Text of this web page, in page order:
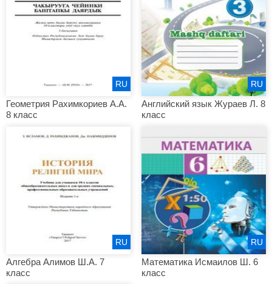
Геометрия Рахимкориев А.А.
8 класс
RU
Английский язык Жураев Л. 8
класс
RU
Алгебра Алимов Ш.А. 7
класс
RU
Математика Исмаилов Ш. 6
класс
RU